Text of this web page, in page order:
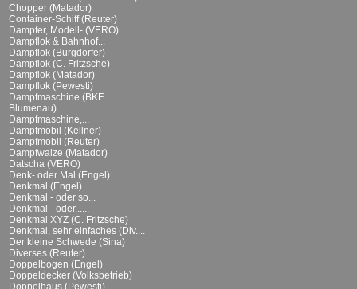
Chopper (Matador)
Container-Schiff (Reuter)
Dampfer, Modell- (VERO)
Dampflok & Bahnhof...
Dampflok (Burgdorfer)
Dampflok (C. Fritzsche)
Dampflok (Matador)
Dampflok (Pewesti)
Dampfmaschine (BKF
Blumenau)
Dampfmaschine,...
Dampfmobil (Kellner)
Dampfmobil (Reuter)
Dampfwalze (Matador)
Datscha (VERO)
Denk- oder Mal (Engel)
Denkmal (Engel)
Denkmal - oder so...
Denkmal - oder......
Denkmal XYZ (C. Fritzsche)
Denkmal, sehr einfaches (Div....
Der kleine Schwede (Sina)
Diverses (Reuter)
Doppelbogen (Engel)
Doppeldecker (Volksbetrieb)
Doppelhaus (Pewesti)